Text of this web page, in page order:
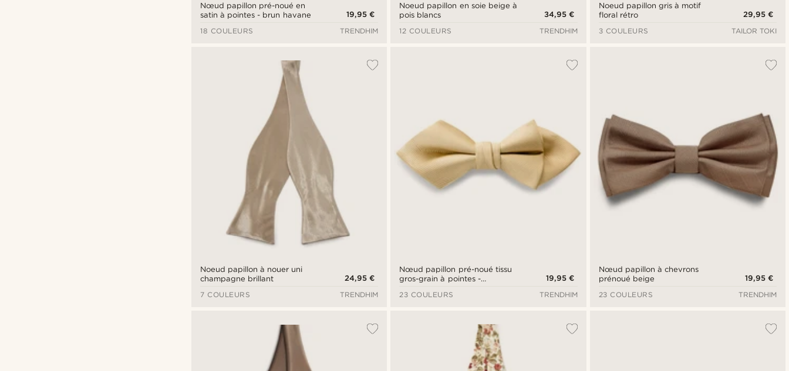
Nœud papillon pré-noué en
satin à pointes - brun havane
19,95 €
18 COULEURS
TRENDHIM
Noeud papillon en soie beige à
pois blancs
34,95 €
12 COULEURS
TRENDHIM
Noeud papillon gris à motif
floral rétro
29,95 €
3 COULEURS
TAILOR TOKI
Noeud papillon à nouer uni
champagne brillant
24,95 €
7 COULEURS
TRENDHIM
Nœud papillon pré-noué tissu
gros-grain à pointes -
19,95 €
23 COULEURS
TRENDHIM
Nœud papillon à chevrons
prénoué beige
19,95 €
23 COULEURS
TRENDHIM